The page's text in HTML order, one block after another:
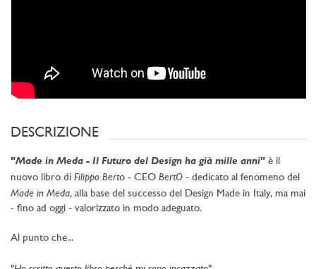
DESCRIZIONE
"Made in Meda - Il Futuro del Design ha già mille anni" è il
nuovo libro di Filippo Berto - CEO BertO - dedicato al fenomeno del
Made in Meda, alla base del successo del Design Made in Italy, ma mai
- fino ad oggi - valorizzato in modo adeguato.
Al punto che...